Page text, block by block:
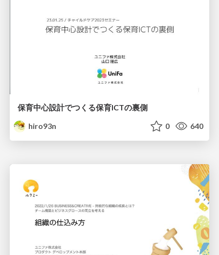
保育中心設計でつくる保育ICTの裏側
hiro93n
0 640